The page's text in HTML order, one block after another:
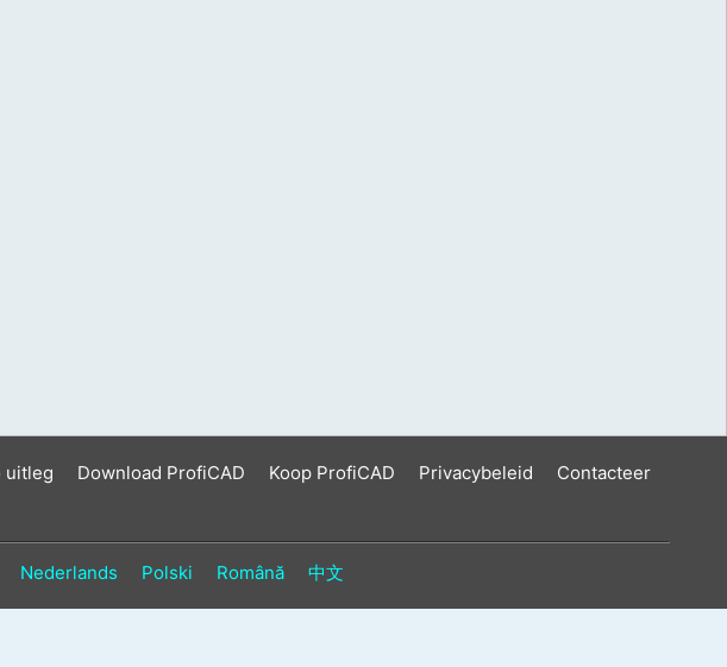
uitleg Download ProfiCAD Koop ProfiCAD Privacybeleid
Contacteer
Nederlands Polski Română 中文